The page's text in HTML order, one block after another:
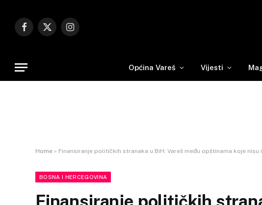
Facebook
X
Instagram
Općina Vareš Vijesti
Home » Finansiranje političkih stranaka u BiH: Vareš među opštinama koje
BOSNA I HERCEGOVINA